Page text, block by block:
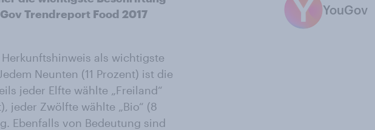
Trendreport Food 2017
als wichtigste
Neunten (11 Prozent) ist die
jeder Elfte wählte „Freiland“
jeder Zwölfte wählte „Bio“ (8
Ebenfalls von Bedeutung sind
YouGov